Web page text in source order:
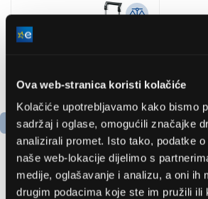
Ova web-stranica koristi kolačiće
Kolačiće upotrebljavamo kako bismo
sadržaj i oglase, omogućili značajke
analizirali promet. Isto tako, podatke
naše web-lokacije dijelimo s
medije, oglašavanje i analizu, a oni ih
drugim podacima koje ste im pružili ili
Bosch
LG